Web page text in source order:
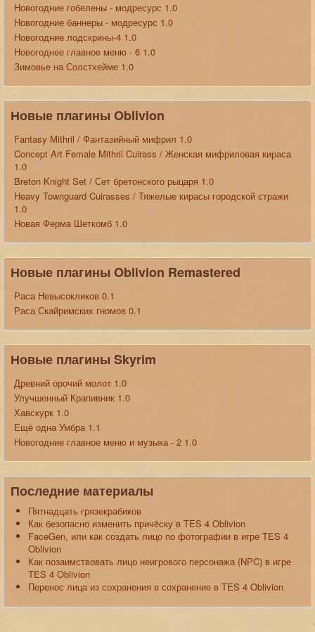
Новогодние гобелены - модресурс 1.0
Новогодние баннеры - модресурс 1.0
Новогодние лодскрины-4 1.0
Новогоднее главное меню - 6 1.0
Зимовье на Солстхейме 1.0
Новые плагины Oblivion
Fantasy Mithril / Фантазийный мифрил 1.0
Concept Art Female Mithril Cuirass / Женская мифриловая кираса
1.0
Breton Knight Set / Сет бретонского рыцаря 1.0
Heavy Townguard Cuirasses / Тяжелые кирасы городской стражи
1.0
Новая Ферма Шеткомб 1.0
Новые плагины Oblivion Remastered
Раса Невысокликов 0.1
Раса Скайримских гномов 0.1
Новые плагины Skyrim
Древний орочий молот 1.0
Улучшенный Крапивник 1.0
Хавскурк 1.0
Ещё одна Умбра 1.1
Новогодние главное меню и музыка - 2 1.0
Последние материалы
Пятнадцать грязекрабиков
Как безопасно изменить причёску в TES 4 Oblivion
FaceGen, или как создать лицо по фотографии в игре TES 4
Oblivion
Как позаимствовать лицо неигрового персонажа (NPC) в игре
TES 4 Oblivion
Перенос лица из сохранения в сохранение в TES 4 Oblivion